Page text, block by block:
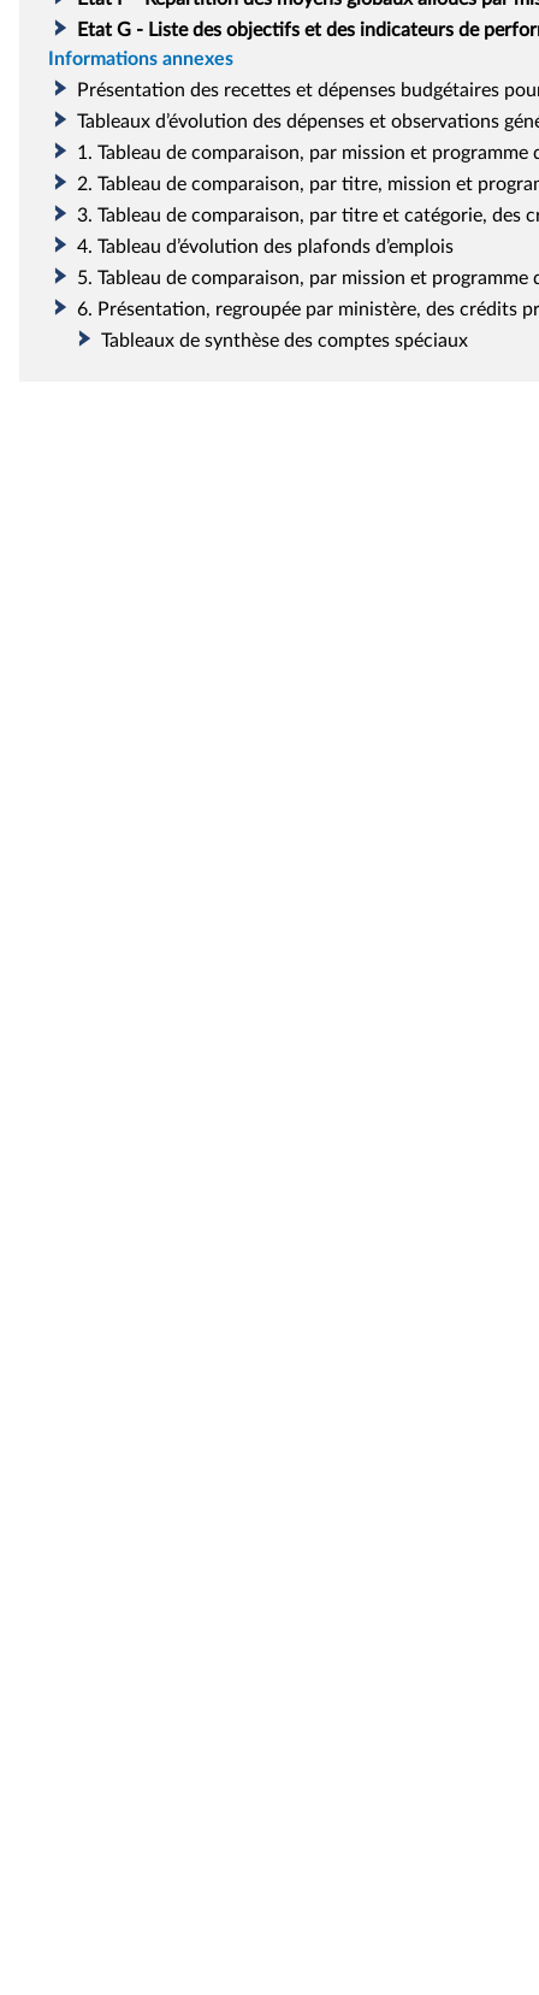
Etat G - Liste des objectifs et des indicateurs de
Informations annexes
Présentation des recettes et dépenses budgétaires
Tableaux d’évolution des dépenses et observations
1. Tableau de comparaison, par mission et
2. Tableau de comparaison, par titre, mission et
3. Tableau de comparaison, par titre et catégorie, des
4. Tableau d’évolution des plafonds d’emplois
5. Tableau de comparaison, par mission et
6. Présentation, regroupée par ministère, des crédits
Tableaux de synthèse des comptes spéciaux